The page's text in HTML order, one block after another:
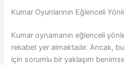
Kumar Oyunlarının Eğlenceli
Kumar oynamanın eğlenceli
rekabet yer almaktadır. Ancak,
için sorumlu bir yaklaşım